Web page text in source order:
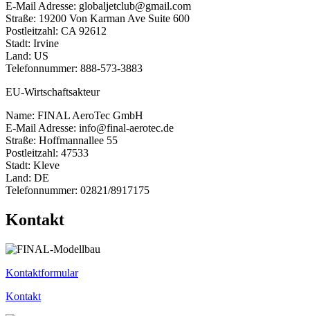
E-Mail Adresse: globaljetclub@gmail.com
Straße: 19200 Von Karman Ave Suite 600
Postleitzahl: CA 92612
Stadt: Irvine
Land: US
Telefonnummer: 888-573-3883
EU-Wirtschaftsakteur
Name: FINAL AeroTec GmbH
E-Mail Adresse: info@final-aerotec.de
Straße: Hoffmannallee 55
Postleitzahl: 47533
Stadt: Kleve
Land: DE
Telefonnummer: 02821/8917175
Kontakt
Kontaktformular
Kontakt